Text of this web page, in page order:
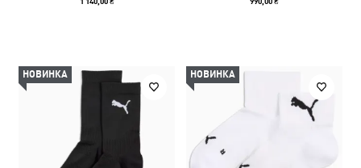
НОВИНКА НОВИНКА